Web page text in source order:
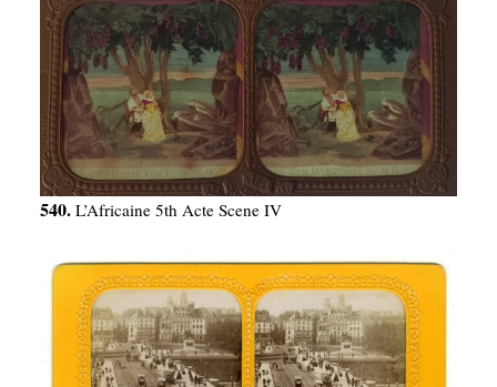
540. L’Africaine 5th Acte Scene IV